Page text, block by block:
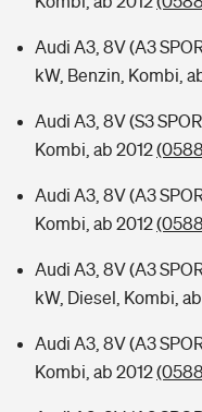
Audi A3, 8V (A3
kW, Benzin, Kombi,
Audi A3, 8V (S3
Kombi, ab 2012
Audi A3, 8V (A3
Kombi, ab 2012
Audi A3, 8V (A3
kW, Diesel, Kombi,
Audi A3, 8V (A3
Kombi, ab 2012